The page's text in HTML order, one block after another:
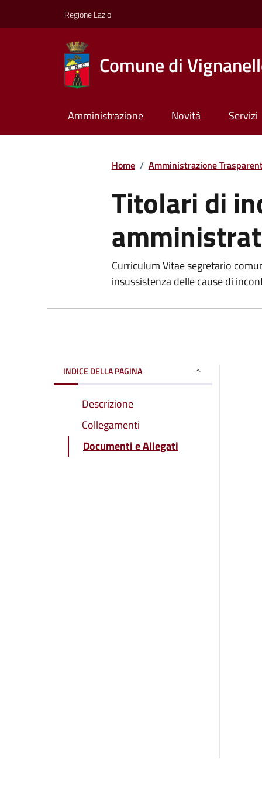
Regione Lazio
Comune di
Amministrazione Novità Servizi
Home / Amministrazione
Titolari di
Curriculum Vitae segretario
insussistenza delle cause di
INDICE DELLA PAGINA
Descrizione
Collegamenti
Documenti e Allegati